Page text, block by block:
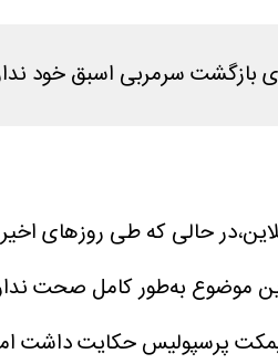
بازگشت سرمربی اسبق خود
حالی که طی روزهای
موضوع به‌طور کامل صحت
پرسپولیس حکایت داشت اما